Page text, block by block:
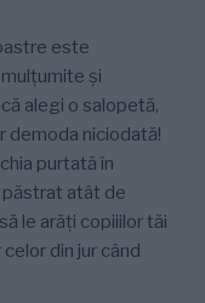
este
și
alegi o salopetă,
demoda niciodată!
purtată în
păstrat atât de
le arăți copiiilor tăi
din jur când